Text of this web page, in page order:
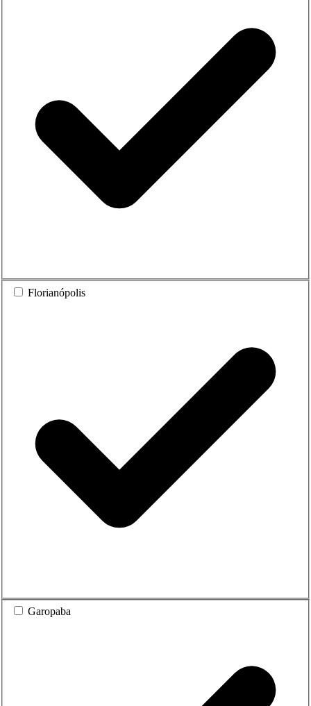
Florianópolis
Garopaba